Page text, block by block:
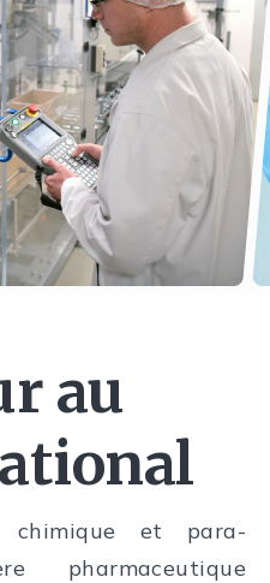
au
chimique et para-
pharmaceutique